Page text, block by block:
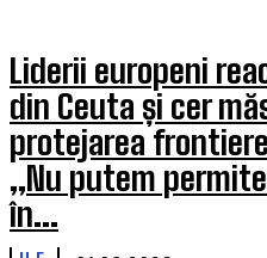
Liderii europeni
din Ceuta și cer
protejarea
„Nu putem
în...